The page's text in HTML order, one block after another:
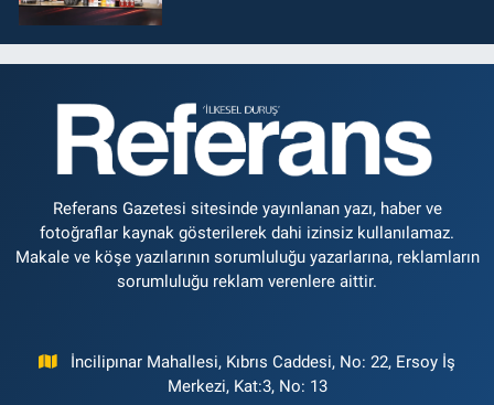
Referans Gazetesi sitesinde yayınlanan yazı, haber ve
fotoğraflar kaynak gösterilerek dahi izinsiz kullanılamaz.
Makale ve köşe yazılarının sorumluluğu yazarlarına, reklamların
sorumluluğu reklam verenlere aittir.
İncilipınar Mahallesi, Kıbrıs Caddesi, No: 22, Ersoy İş
Merkezi, Kat:3, No: 13